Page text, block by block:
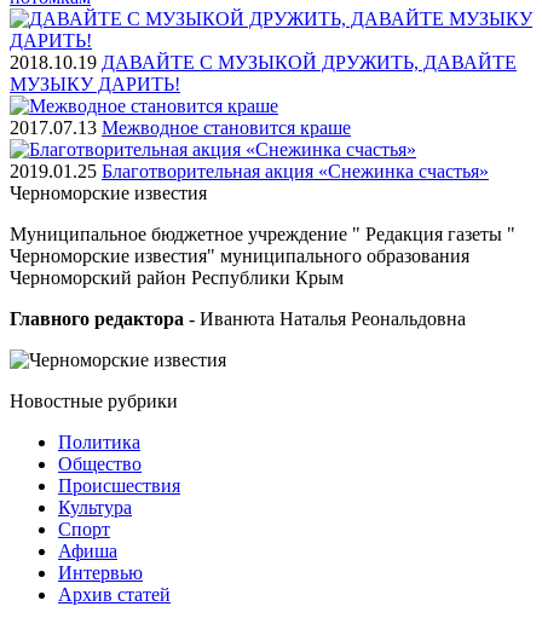
2018.10.19 ДАВАЙТЕ С МУЗЫКОЙ ДРУЖИТЬ, ДАВАЙТЕ
МУЗЫКУ ДАРИТЬ!
2017.07.13 Межводное становится краше
2019.01.25 Благотворительная акция «Снежинка счастья»
Черноморские известия
Муниципальное бюджетное учреждение " Редакция газеты "
Черноморские известия" муниципального образования
Черноморский район Республики Крым
Главного редактора - Иванюта Наталья Реональдовна
Новостные рубрики
Политика
Общество
Проиcшествия
Культура
Спорт
Афиша
Интервью
Архив статей